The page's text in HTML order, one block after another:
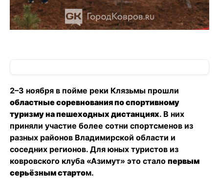
2–3 ноября в пойме реки Клязьмы прошли
областные соревнования по спортивному
туризму на пешеходных дистанциях. В них
приняли участие более сотни спортсменов из
разных районов Владимирской области и
соседних регионов. Для юных туристов из
ковровского клуба «Азимут» это стало первым
серьёзным стартом.